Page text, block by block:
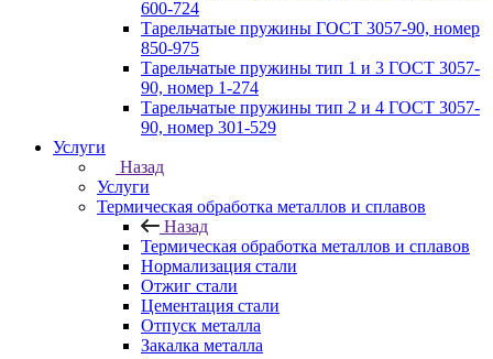
600-724
Тарельчатые пружины ГОСТ 3057-90, номер
850-975
Тарельчатые пружины тип 1 и 3 ГОСТ 3057-
90, номер 1-274
Тарельчатые пружины тип 2 и 4 ГОСТ 3057-
90, номер 301-529
Услуги
Назад
Услуги
Термическая обработка металлов и сплавов
Назад
Термическая обработка металлов и сплавов
Нормализация стали
Отжиг стали
Цементация стали
Отпуск металла
Закалка металла